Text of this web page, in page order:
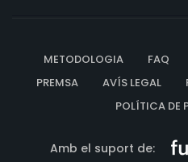
METODOLOGIA FAQ
PREMSA
AVÍS LEGAL
POLÍTICA DE
Amb el suport de: